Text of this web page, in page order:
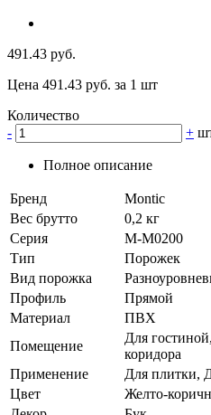
491.43 руб.
Цена 491.43 руб. за 1 шт
Количество
-
+
Полное описание
Бренд
Montic
Вес брутто
0,2 кг
Серия
M-M0200
Тип
Порожек
Вид порожка
Профиль
Прямой
Материал
ПВХ
Помещение
Для
коридора
Применение
Для плитки,
Цвет
Желто-